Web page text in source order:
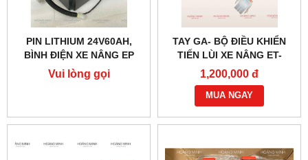
PIN LITHIUM 24V60AH,
BÌNH ĐIỆN XE NÂNG EP
Vui lòng gọi
TAY GA- BỘ ĐIỀU KHIỂN
TIẾN LÙI XE NÂNG ET-
166MCU 24V-48V
1,200,000 đ
MUA NGAY